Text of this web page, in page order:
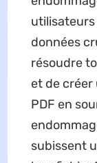
utilisateurs
données
résoudre
et de
PDF en
subissent